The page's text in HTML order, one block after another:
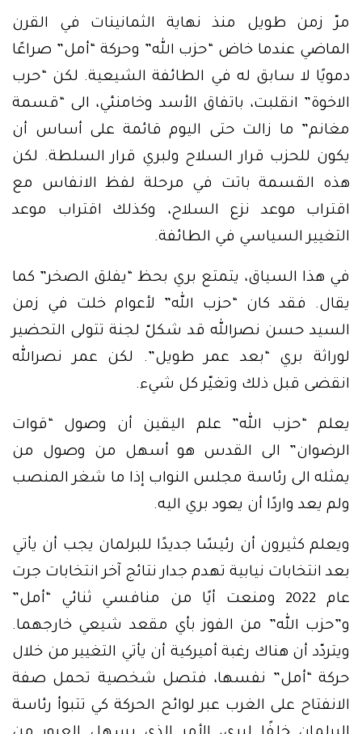
مرّ زمن طويل منذ نهاية الثمانينات في القرن
الماضي عندما خاض “حزب الله” وحركة “أمل” صراعًا
دمويًا لا سابق له في الطائفة الشيعية. لكن “حرب
الاخوة” انقلبت، باتفاق الأسد وخامنئي، الى “قسمة
مغانم” ما زالت حتى اليوم قائمة على أساس أن
يكون للحزب قرار السلاح ولبري قرار السلطة. لكن
هذه القسمة باتت في مرحلة لفظ الانفاس مع
اقتراب موعد نزع السلاح، وكذلك اقتراب موعد
التغيير السياسي في الطائفة.
في هذا السياق، يتمتع بري بحظ “يفلق الصخر” كما
يقال. فقد كان “حزب الله” لأعوام خلت في زمن
السيد حسن نصرالله قد شكلّ لجنة تتولى التحضير
لوراثة بري “بعد عمر طويل”. لكن عمر نصرالله
انقضى قبل ذلك وتغيّر كل شيء.
يعلم “حزب الله” علم اليقين أن وصول “قوات
الرضوان” الى القدس هو أسهل من وصول من
يمثله الى رئاسة مجلس النواب إذا ما شغر المنصب
ولم يعد واردًا أن يعود بري اليه.
ويعلم كثيرون أن رئيسًا جديدًا للبرلمان يجب أن يأتي
بعد انتخابات نيابية تهدم جدار نتائج آخر انتخابات جرت
عام 2022 ومنعت أيًا من منافسي ثنائي “أمل”
و”حزب الله” من الفوز بأي مقعد شيعي خارجهما.
ويتردّد أن هناك رغبة أميركية أن يأتي التغيير من خلال
حركة “أمل” نفسها، فتصل شخصية تحمل صفة
الانفتاح على الغرب عبر لوائح الحركة كي تتبوأ رئاسة